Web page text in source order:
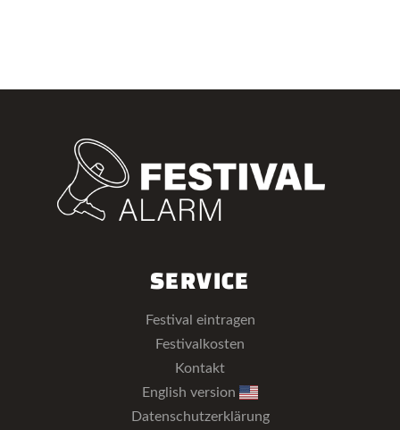
SERVICE
Festival eintragen
Festivalkosten
Kontakt
English version
Datenschutzerklärung